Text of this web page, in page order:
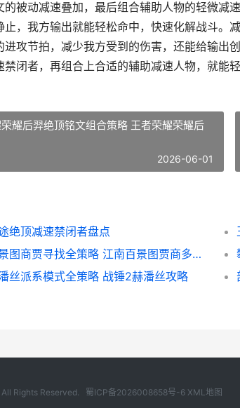
的被动减速叠加，最后组合辅助人物的轻微减
止，我方输出就能轻松命中，快速化解战斗。
进攻节拍，减少我方受到的伤害，还能给输出
禁闭者，再组合上合适的辅助减速人物，就能
耀后羿绝顶铭文组合策略 王者荣耀荣耀后
2026-06-01
绝顶减速禁闭者盘点
江南百景图商贾寻找全策略 江南百景图贾商多久来一次
丝派系模式全策略 战锤2赫潘丝攻略
Rights Reserved. 蜀ICP备2026008658号-6 XML地图